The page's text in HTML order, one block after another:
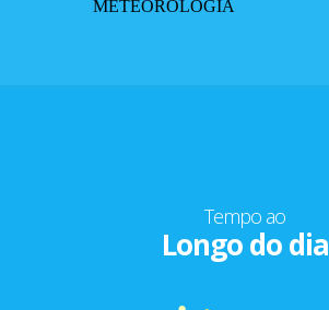
METEOROLOGIA
Tempo ao
Longo do dia